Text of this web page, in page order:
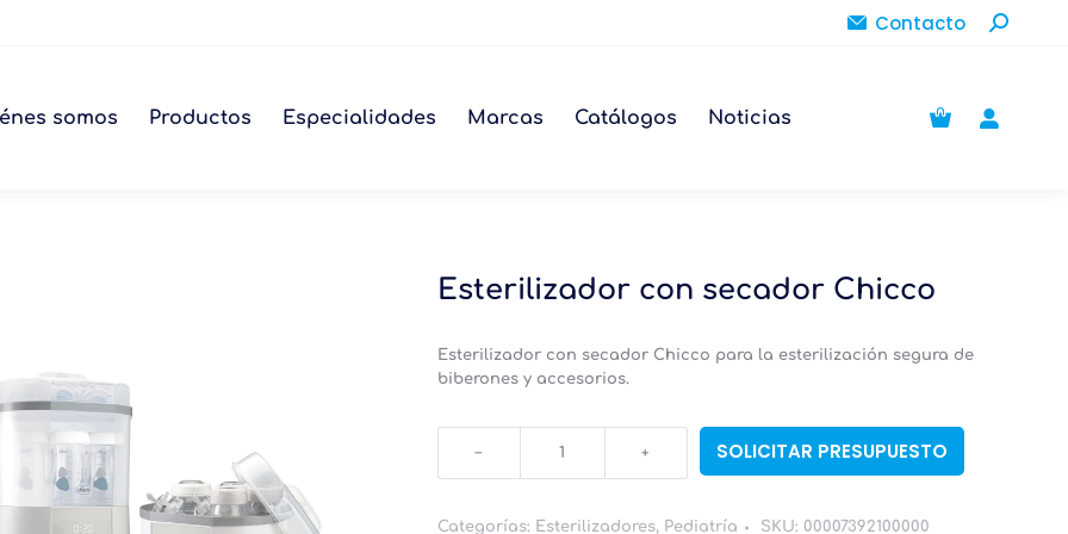
Contacto Buscar:
somos Productos Especialidades Marcas Catálogos Noticias
Esterilizador con secador Chicco
Esterilizador con secador Chicco para la esterilización segura de
biberones y accesorios.
SOLICITAR PRESUPUESTO
Categorías: Esterilizadores, Pediatría SKU: 00007392100000